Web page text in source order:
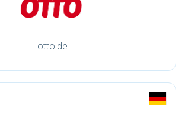
otto.de